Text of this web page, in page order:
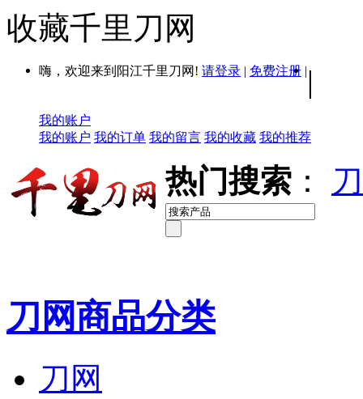
收藏千里刀网
嗨，欢迎来到阳江千里刀网! 请登录 | 免费注册 | |
我的账户
我的账户 我的订单 我的留言 我的收藏 我的推荐
热门搜索 ：
刀网商品分类
刀网